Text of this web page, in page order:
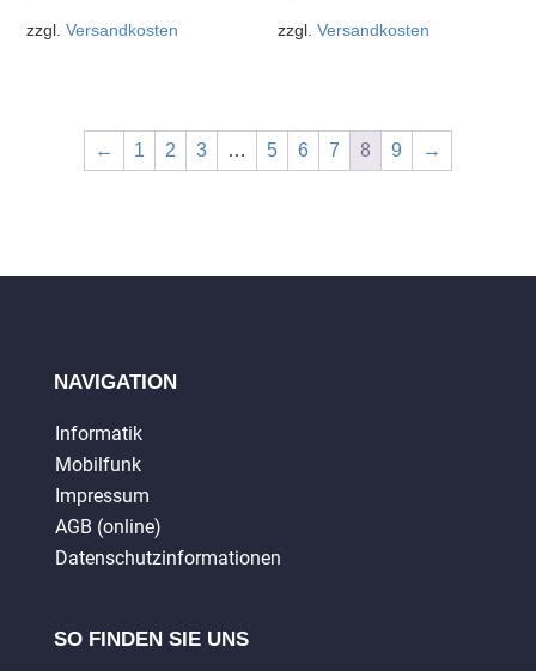
zzgl.Versandkosten zzgl.Versandkosten
← 1 2 3 … 5 6 7 8 9 →
NAVIGATION
Informatik
Mobilfunk
Impressum
AGB (online)
Datenschutzinformationen
SO FINDEN SIE UNS